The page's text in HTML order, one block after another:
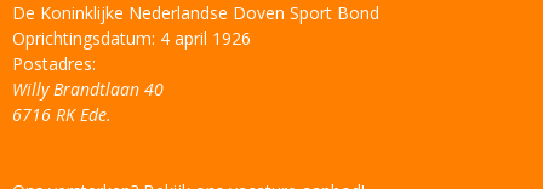
De Koninklijke Nederlandse Doven Sport Bond
Oprichtingsdatum: 4 april 1926
Postadres:
Willy Brandtlaan 40
6716 RK Ede.